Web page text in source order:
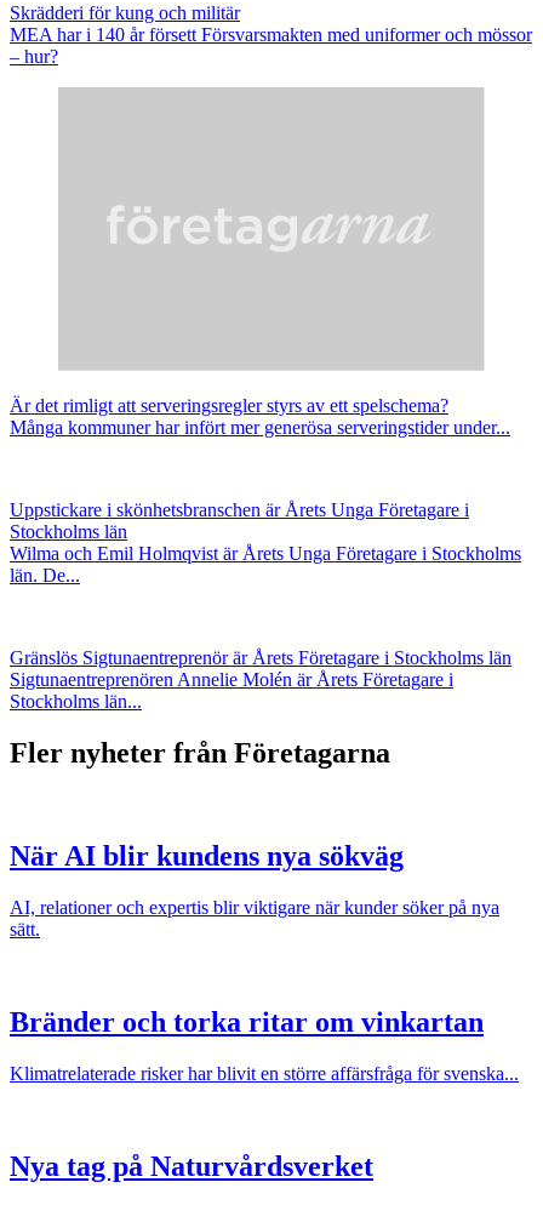
Skrädderi för kung och militär
MEA har i 140 år försett Försvarsmakten med uniformer och mössor
– hur?
Är det rimligt att serveringsregler styrs av ett spelschema?
Många kommuner har infört mer generösa serveringstider under...
Uppstickare i skönhetsbranschen är Årets Unga Företagare i
Stockholms län
Wilma och Emil Holmqvist är Årets Unga Företagare i Stockholms
län. De...
Gränslös Sigtunaentreprenör är Årets Företagare i Stockholms län
Sigtunaentreprenören Annelie Molén är Årets Företagare i
Stockholms län...
Fler nyheter från Företagarna
När AI blir kundens nya sökväg
AI, relationer och expertis blir viktigare när kunder söker på nya
sätt.
Bränder och torka ritar om vinkartan
Klimatrelaterade risker har blivit en större affärsfråga för svenska...
Nya tag på Naturvårdsverket